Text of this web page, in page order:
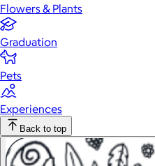
Flowers & Plants
Graduation
Pets
Experiences
Back to top